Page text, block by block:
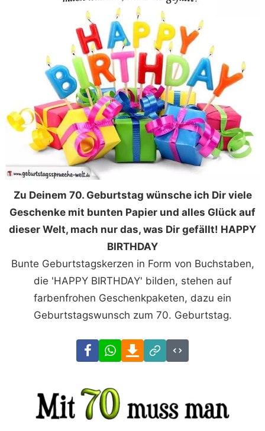
Zu Deinem 70. Geburtstag wünsche ich Dir viele
Geschenke mit bunten Papier und alles Glück auf
dieser Welt, mach nur das, was Dir gefällt! HAPPY
BIRTHDAY
Bunte Geburtstagskerzen in Form von Buchstaben,
die 'HAPPY BIRTHDAY' bilden, stehen auf
farbenfrohen Geschenkpaketen, dazu ein
Geburtstagswunsch zum 70. Geburtstag.
FacebookWhatsAppDownload
Link
Code